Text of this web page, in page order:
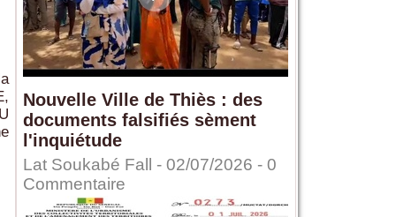
Nouvelle Ville de Thiès : des
documents falsifiés sèment
l'inquiétude
Lat Soukabé Fall - 02/07/2026 - 0
Commentaire